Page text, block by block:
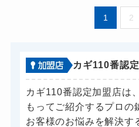
金庫カギ開け
金庫カギ修理
ロッカーカギ開け
ドアノブカギ開け
ドアノブカギ作成
1 2
カギ110番認
カギ110番認定加盟店は
もってご紹介するプロの
お客様のお悩みを解決す